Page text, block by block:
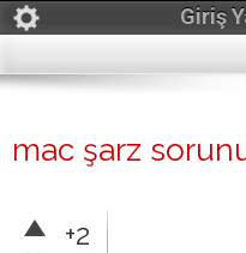
Giriş
mac şarz
+2